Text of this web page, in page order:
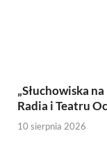
„Słuchowiska
Radia i Teatru
10 sierpnia 2026